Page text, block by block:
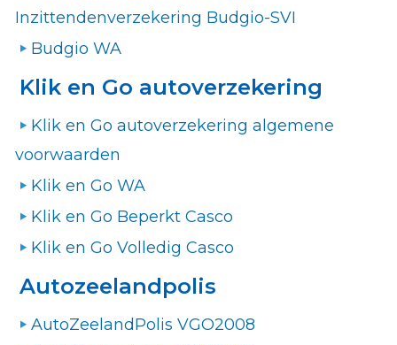
Inzittendenverzekering Budgio-SVI
Budgio WA
Klik en Go autoverzekering
Klik en Go autoverzekering algemene
voorwaarden
Klik en Go WA
Klik en Go Beperkt Casco
Klik en Go Volledig Casco
Autozeelandpolis
AutoZeelandPolis VGO2008